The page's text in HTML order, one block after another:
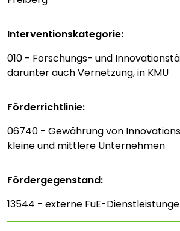
Interventions­kategorie:
010 - Forschungs- und
darunter auch Vernetzung, in KMU
Förderrichtlinie:
06740 - Gewährung von
kleine und mittlere Unternehmen
Fördergegenstand:
13544 - externe FuE-